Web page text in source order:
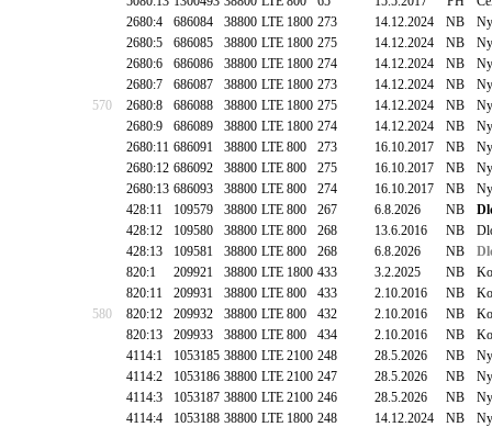
2680:4
686084 38800 LTE 1800 273 14.12.2024 NB
2680:5
686085 38800 LTE 1800 275 14.12.2024 NB
2680:6
686086 38800 LTE 1800 274 14.12.2024 NB
2680:7
686087 38800 LTE 1800 273 14.12.2024 NB
570
2680:8 686088 38800 LTE 1800 275 14.12.2024 NB
2680:9
686089 38800 LTE 1800 274 14.12.2024 NB
2680:11 686091 38800 LTE 800 273 16.10.2017 NB
2680:12 686092 38800 LTE 800 275 16.10.2017 NB
2680:13 686093 38800 LTE 800 274 16.10.2017 NB
428:11
109579 38800 LTE 800 267 6.8.2026 NB
428:12
109580 38800 LTE 800 268 13.6.2016 NB
428:13
109581 38800 LTE 800 268 6.8.2026 NB
820:1
209921 38800 LTE 1800 433 3.2.2025 NB
820:11
209931 38800 LTE 800 433 2.10.2016 NB
580
820:12 209932 38800 LTE 800 432 2.10.2016 NB
820:13
209933 38800 LTE 800 434 2.10.2016 NB
4114:1
1053185 38800 LTE 2100 248 28.5.2026 NB
4114:2
1053186 38800 LTE 2100 247 28.5.2026 NB
4114:3
1053187 38800 LTE 2100 246 28.5.2026 NB
4114:4
1053188 38800 LTE 1800 248 14.12.2024 NB